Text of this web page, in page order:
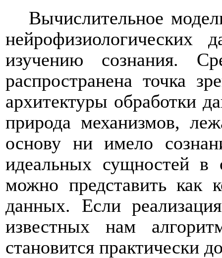
Вычислительное
изучению сознания.
распространена точка
архитектуры обработки
природа механизмов,
основу ни имело
идеальных сущностей в
можно представить как
данных. Если
известных нам
становится практически